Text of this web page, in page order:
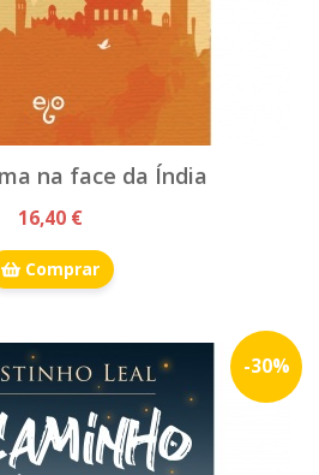
na face da Índia
16,40 €
Comprar
-30%